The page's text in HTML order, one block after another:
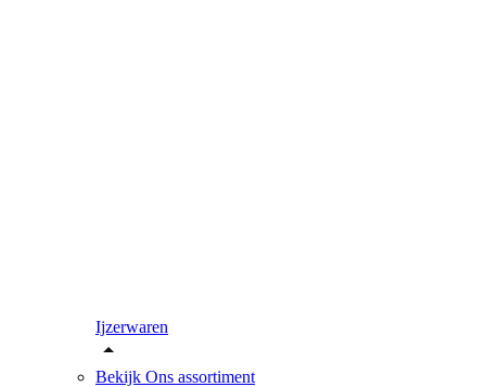
Ijzerwaren
Bekijk Ons assortiment